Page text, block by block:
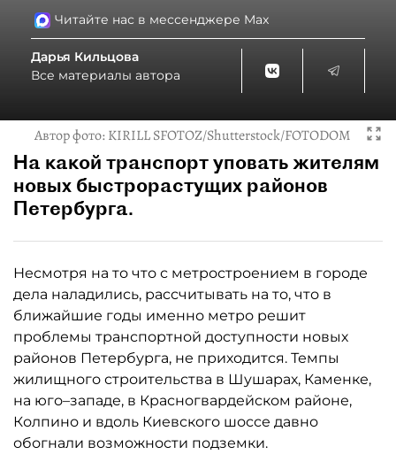
Читайте нас в мессенджере Max
Дарья Кильцова
Все материалы автора
Автор фото:KIRILL SFOTOZ/Shutterstock/FOTODOM
На какой транспорт уповать жителям
новых быстрорастущих районов
Петербурга.
Несмотря на то что с метростроением в городе
дела наладились, рассчитывать на то, что в
ближайшие годы именно метро решит
проблемы транспортной доступности новых
районов Петербурга, не приходится. Темпы
жилищного строительства в Шушарах, Каменке,
на юго–западе, в Красногвардейском районе,
Колпино и вдоль Киевского шоссе давно
обогнали возможности подземки.